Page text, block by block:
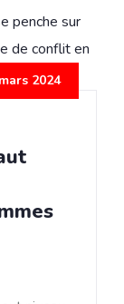
2024